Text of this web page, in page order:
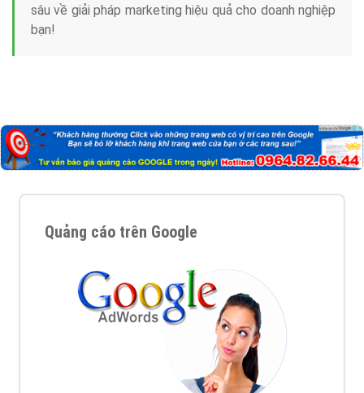
sâu về giải pháp marketing hiệu quả cho doanh nghiệp
bạn!
Quảng cáo trên Google